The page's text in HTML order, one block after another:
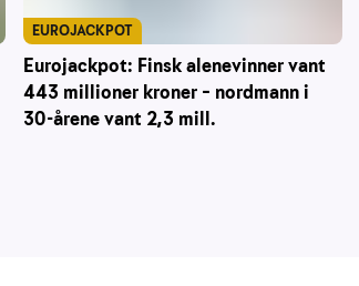
Eurojackpot: Finsk alenevinner vant
443 millioner kroner – nordmann i
30-årene vant 2,3 mill.
EUROJACKPOT